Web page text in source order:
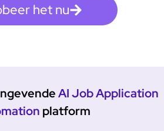
het nu
AI Job Application
platform